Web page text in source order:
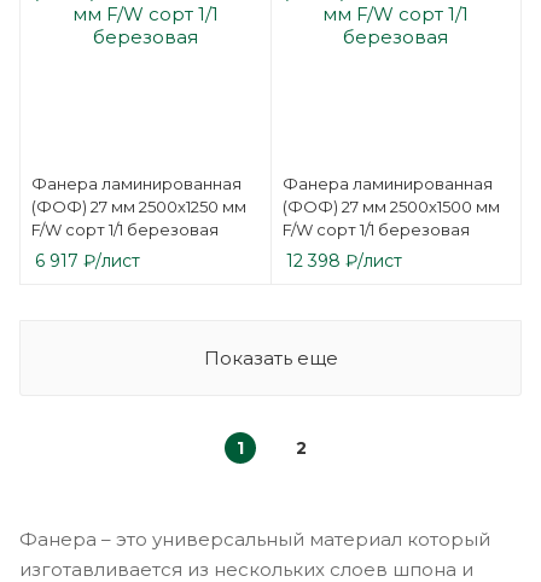
Фанера ламинированная
(ФОФ) 27 мм 2500х1250 мм
F/W сорт 1/1 березовая
6 917 ₽/лист
Фанера ламинированная
(ФОФ) 27 мм 2500х1500 мм
F/W сорт 1/1 березовая
12 398 ₽/лист
Показать еще
1 2
Фанера – это универсальный материал который
изготавливается из нескольких слоев шпона и